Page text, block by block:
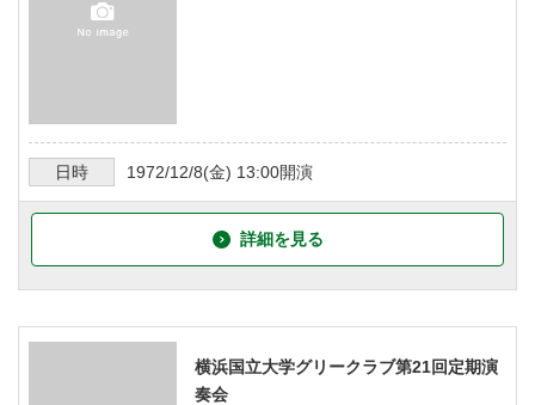
日時 1972/12/8(金) 13:00開演
詳細を見る
横浜国立大学グリークラブ第21回定期演
奏会